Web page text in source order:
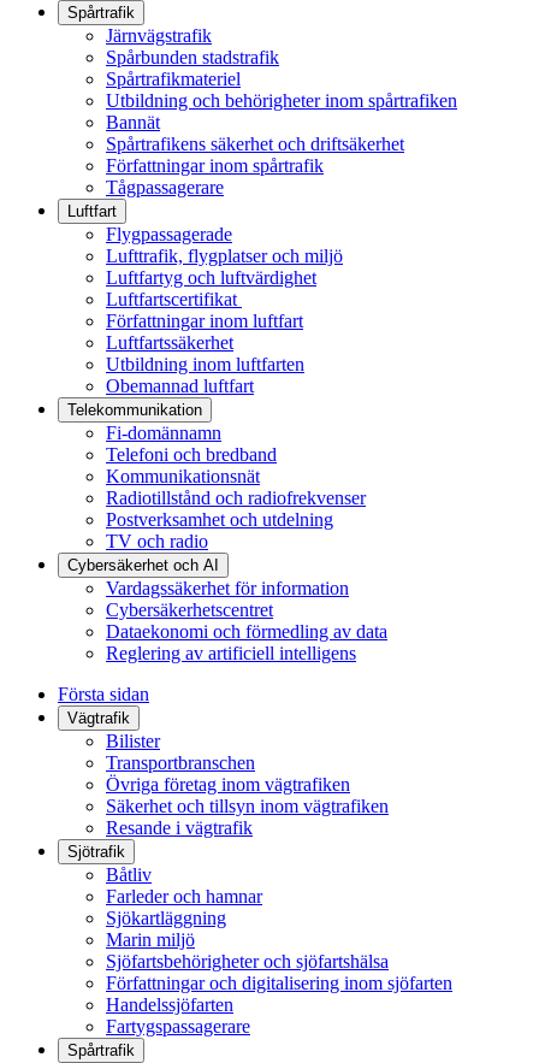
Spårtrafik
Järnvägstrafik
Spårbunden stadstrafik
Spårtrafikmateriel
Utbildning och behörigheter inom spårtrafiken
Bannät
Spårtrafikens säkerhet och driftsäkerhet
Författningar inom spårtrafik
Tågpassagerare
Luftfart
Flygpassagerade
Lufttrafik, flygplatser och miljö
Luftfartyg och luftvärdighet
Luftfartscertifikat
Författningar inom luftfart
Luftfartssäkerhet
Utbildning inom luftfarten
Obemannad luftfart
Telekommunikation
Fi-domännamn
Telefoni och bredband
Kommunikationsnät
Radiotillstånd och radiofrekvenser
Postverksamhet och utdelning
TV och radio
Cybersäkerhet och AI
Vardagssäkerhet för information
Cybersäkerhetscentret
Dataekonomi och förmedling av data
Reglering av artificiell intelligens
Första sidan
Vägtrafik
Bilister
Transportbranschen
Övriga företag inom vägtrafiken
Säkerhet och tillsyn inom vägtrafiken
Resande i vägtrafik
Sjötrafik
Båtliv
Farleder och hamnar
Sjökartläggning
Marin miljö
Sjöfartsbehörigheter och sjöfartshälsa
Författningar och digitalisering inom sjöfarten
Handelssjöfarten
Fartygspassagerare
Spårtrafik